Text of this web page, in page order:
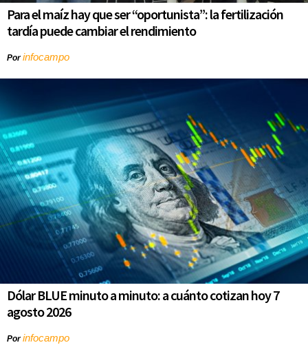
Para el maíz hay que ser “oportunista”: la fertilización
tardía puede cambiar el rendimiento
Porinfocampo
Dólar BLUE minuto a minuto: a cuánto cotizan hoy 7
agosto 2026
Porinfocampo